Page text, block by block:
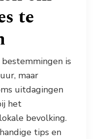
te
is
maar
uitdagingen
het
bevolking.
tips en